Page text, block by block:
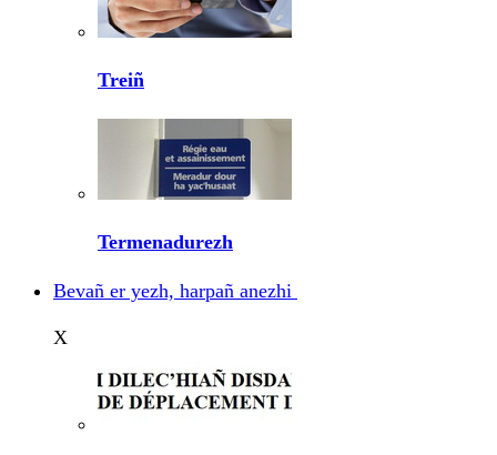
Treiñ
Termenadurezh
Bevañ er yezh, harpañ anezhi
X